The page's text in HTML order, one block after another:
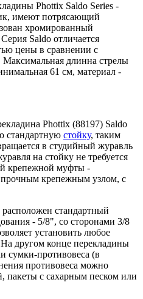
Phottix Saldo Series -
имеют потрясающий
хромированный
Saldo отличается
цены в сравнении с
длинна стрелы
61 см, материал -
Phottix (88197) Saldo
стандартную стойку, таким
в студийный журавль
на стойку не требуется
крепежной муфты -
прочным крепежным узлом, с
стандартный
- 5/8", со сторонами 3/8
установить любое
другом конце перекладины
сумки-противовеса (в
противовеса можно
пакеты с сахарным песком или